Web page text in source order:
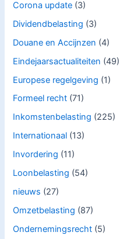
Corona update (3)
Dividendbelasting (3)
Douane en Accijnzen (4)
Eindejaarsactualiteiten (49)
Europese regelgeving (1)
Formeel recht (71)
Inkomstenbelasting (225)
Internationaal (13)
Invordering (11)
Loonbelasting (54)
nieuws (27)
Omzetbelasting (87)
Ondernemingsrecht (5)